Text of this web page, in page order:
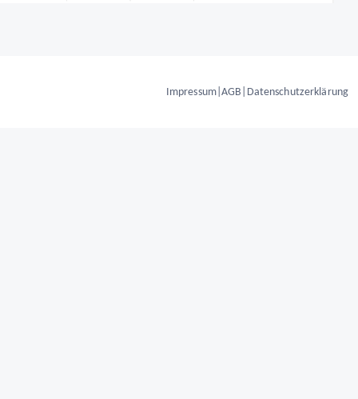
Impressum|AGB Datenschutzerklärung